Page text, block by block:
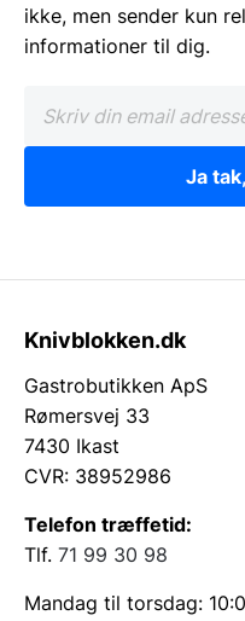
ikke, men sender kun
informationer til dig.
Ja
Knivblokken.dk
Gastrobutikken ApS
Rømersvej 33
7430 Ikast
CVR: 38952986
Telefon træffetid:
Tlf. 71 99 30 98
Mandag til torsdag: